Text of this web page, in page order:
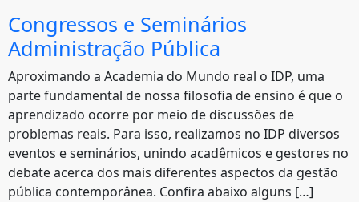
Congressos e Seminários
Administração Pública
Aproximando a Academia do Mundo real o IDP, uma
parte fundamental de nossa filosofia de ensino é que o
aprendizado ocorre por meio de discussões de
problemas reais. Para isso, realizamos no IDP diversos
eventos e seminários, unindo acadêmicos e gestores no
debate acerca dos mais diferentes aspectos da gestão
pública contemporânea. Confira abaixo alguns […]